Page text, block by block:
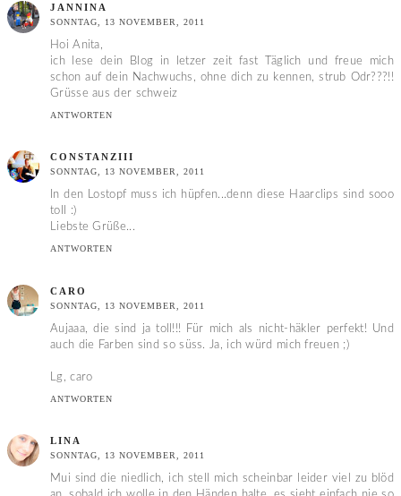
JANNINA
SONNTAG, 13 NOVEMBER, 2011
Hoi Anita,
ich lese dein Blog in letzer zeit fast Täglich und freue mich
schon auf dein Nachwuchs, ohne dich zu kennen, strub Odr???!!
Grüsse aus der schweiz
ANTWORTEN
CONSTANZIII
SONNTAG, 13 NOVEMBER, 2011
In den Lostopf muss ich hüpfen...denn diese Haarclips sind sooo
toll :)
Liebste Grüße...
ANTWORTEN
CARO
SONNTAG, 13 NOVEMBER, 2011
Aujaaa, die sind ja toll!!! Für mich als nicht-häkler perfekt! Und
auch die Farben sind so süss. Ja, ich würd mich freuen ;)
Lg, caro
ANTWORTEN
LINA
SONNTAG, 13 NOVEMBER, 2011
Mui sind die niedlich, ich stell mich scheinbar leider viel zu blöd